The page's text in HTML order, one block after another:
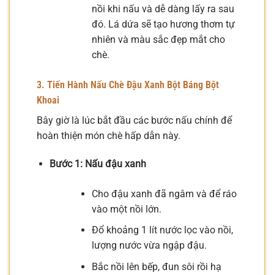
nồi khi nấu và dễ dàng lấy ra sau
đó. Lá dứa sẽ tạo hương thơm tự
nhiên và màu sắc đẹp mắt cho
chè.
3. Tiến Hành Nấu Chè Đậu Xanh Bột Báng Bột
Khoai
Bây giờ là lúc bắt đầu các bước nấu chính để
hoàn thiện món chè hấp dẫn này.
Bước 1: Nấu đậu xanh
Cho đậu xanh đã ngâm và để ráo
vào một nồi lớn.
Đổ khoảng 1 lít nước lọc vào nồi,
lượng nước vừa ngập đậu.
Bắc nồi lên bếp, đun sôi rồi hạ